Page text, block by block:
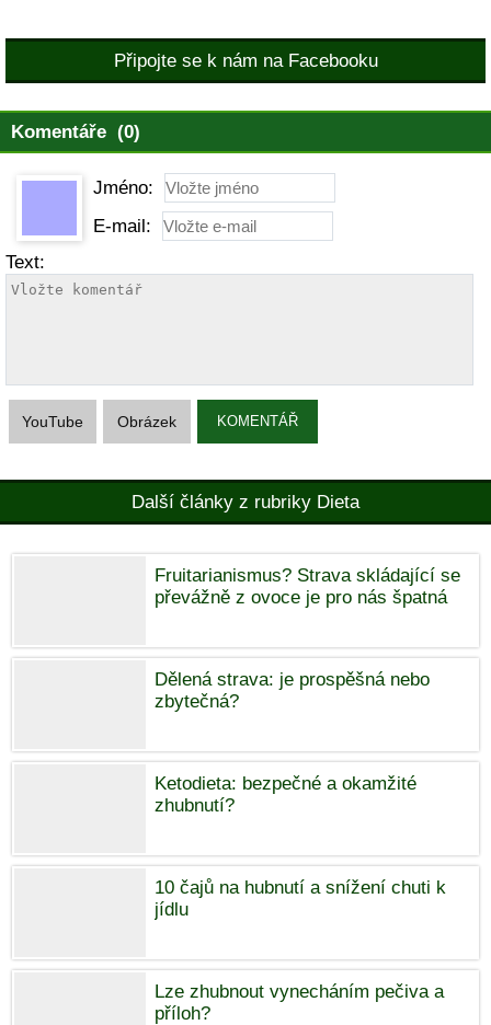
Připojte se k nám na Facebooku
Komentáře (0)
Jméno:
E-mail:
Text:
YouTube Obrázek KOMENTÁŘ
Další články z rubriky Dieta
Fruitarianismus? Strava skládající se
převážně z ovoce je pro nás špatná
Dělená strava: je prospěšná nebo
zbytečná?
Ketodieta: bezpečné a okamžité
zhubnutí?
10 čajů na hubnutí a snížení chuti k
jídlu
Lze zhubnout vynecháním pečiva a
příloh?